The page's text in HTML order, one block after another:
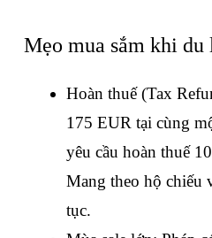
Mẹo mua sắm khi du
Hoàn thuế (Tax
175 EUR tại cùng
yêu cầu hoàn thuế
Mang theo hộ chiếu
tục.